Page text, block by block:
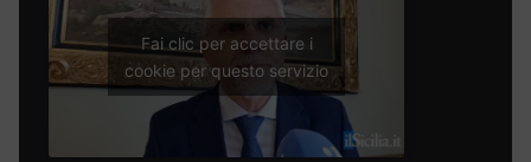
Fai clic per accettare i
cookie per questo servizio